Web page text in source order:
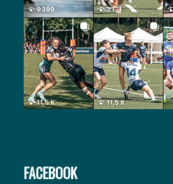
FACEBOOK